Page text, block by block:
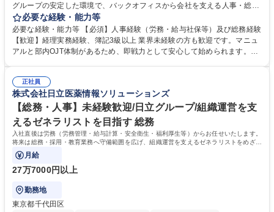
グループの安定した環境で、バックオフィスから会社を支える人事・総務
をお任せします。 労務と総務の業務をバランスよく担当し、ゆくゆくは制
度改定などのコア業務にも挑戦できる、やりがいある環境です。 ■勤怠管
理、給与計算、社会保険手続き、年末調整等の労務管理全般 ■入退社手続
き、社内規定の改定や人事制度改定などのコア業務 ■社内イベントの企画
でも質問・相談できる環境が整っているため、安心して成長できます。 募
集職種 【森ビルG】人事・総務◆賞与5ヶ月◆年休120日◆残業少なめ◆
リモート可
必要な経験・能力等
必要な経験・能力等 【必須】人事経験（労務・給与社保等）及び総務経験
【歓迎】経理実務経験、簿記3級以上 業界未経験の方も歓迎です。マニュ
アルと部内OJT体制があるため、即戦力として安心して始められます。
務に挑戦できるため、自身の成長と組織への貢献度をダイレクトに実感で
きます。 残業少なめ、週1日リモート可など、ワークライフバランスを保
ち長期活躍できる環境です。 「これまでの幅広い経験を活かし、長期的な
キャリアを築きたい」という前向きな意欲と挑戦を全力で応援します。 学
歴・資格 学歴：大学院 大学 高専 短大 専修学校 高校 語学力： 資格：日商
簿記検定1級 日商簿記検定2級 日商簿記検定3級
正社員
株式会社日立医薬情報ソリューションズ
【総務・人事】未経験歓迎/日立グループ/組織運営を支
えるゼネラリストを目指す 総務
入社直後は労務（労務管理・給与計算・安全衛生・福利厚生等）からお任せいたします。
将来は総務・採用・教育業務へ守備範囲を広げ、組織運営を支えるゼネラリストをめざせ
ます。
月給
27万7000円以上
勤務地
東京都千代田区